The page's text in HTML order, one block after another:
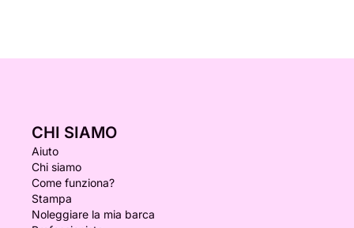
CHI SIAMO
Aiuto
Chi siamo
Come funziona?
Stampa
Noleggiare la mia barca